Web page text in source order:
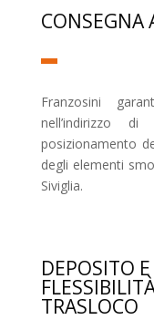
CONSEGNA
Franzosini
nell’indirizzo
posizionamento
degli elementi
Siviglia.
DEPOSITO
TRASLOCO